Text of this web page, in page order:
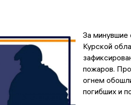
За минувшие
Курской
пожаров.
огнем
погибших и